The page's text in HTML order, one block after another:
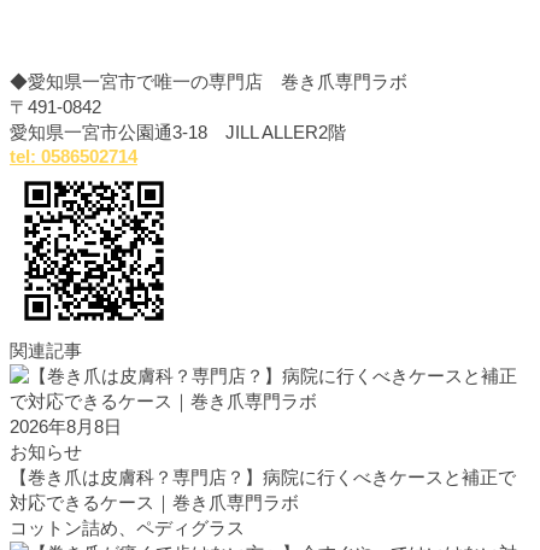
◆愛知県一宮市で唯一の専門店 巻き爪専門ラボ
〒491-0842
愛知県一宮市公園通3-18 JILL ALLER2階
tel: 0586502714
関連記事
2026年8月8日
お知らせ
【巻き爪は皮膚科？専門店？】病院に行くべきケースと補正で
対応できるケース｜巻き爪専門ラボ
コットン詰め、ペディグラス